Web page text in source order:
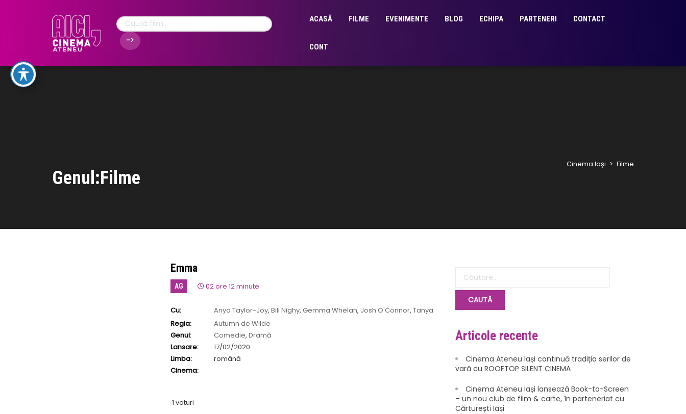
ACASĂ FILME EVENIMENTE BLOG ECHIPA PARTENERI CONTACT
CONT
Genul:Filme
Cinema Iași > Filme
Emma
AG 02 ore 12 minute
Cu: Anya Taylor-Joy, Bill Nighy, Gemma Whelan, Josh O'Connor, Tanya
Reynolds
Regia:
Autumn de Wilde
Genul:
Comedie, Dramă
Lansare:
17/02/2020
Limba:
română
Cinema:
1 voturi
Articole recente
Cinema Ateneu Iași continuă tradiția serilor de
vară cu ROOFTOP SILENT CINEMA
Cinema Ateneu Iași lansează Book-to-Screen
– un nou club de film & carte, în parteneriat cu
Cărturești Iași